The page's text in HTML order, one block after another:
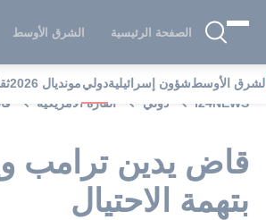
الصفحة الرئيسية الشرق الأوسط
الشرق الأوسطشؤون إسرائيليةدوليمونديال 2026
i24NEWS
دولي القارة الامريكية
بتهمة الاحتيال